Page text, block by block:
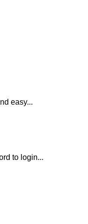
easy...
to login...